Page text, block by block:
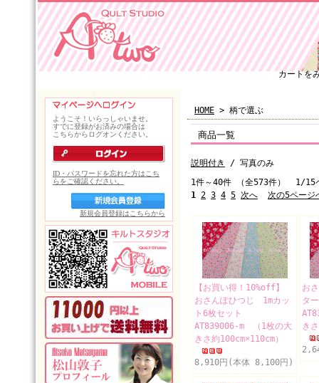
カートを
HOME > 柄で選ぶ
商品一覧
説明付き
/ 写真のみ
1件～40件 （全573件） 1/15
1 2 3 4 5 次へ 次の5ページ
【お買い得！10%off】
おさんぽひつじ 1mカッ
ト6枚セット
AT839006-m （1枚の大
きさ約100cm×110cm）
8,910円(本体 8,100円)
お
タ
き